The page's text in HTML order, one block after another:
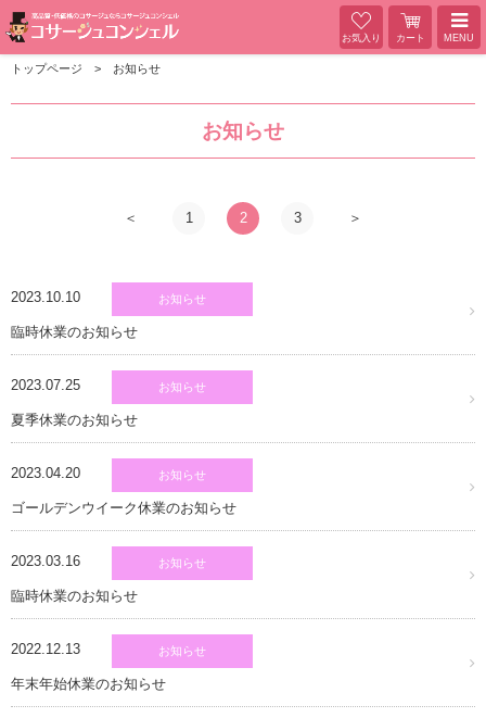
お気入り カート MENU
トップページ お知らせ
お知らせ
1 2 3
2023.10.10 お知らせ
臨時休業のお知らせ
2023.07.25 お知らせ
夏季休業のお知らせ
2023.04.20 お知らせ
ゴールデンウイーク休業のお知らせ
2023.03.16 お知らせ
臨時休業のお知らせ
2022.12.13 お知らせ
年末年始休業のお知らせ